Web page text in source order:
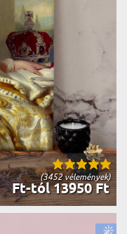
(3452 vélemények)
Ft-tól 13950 Ft